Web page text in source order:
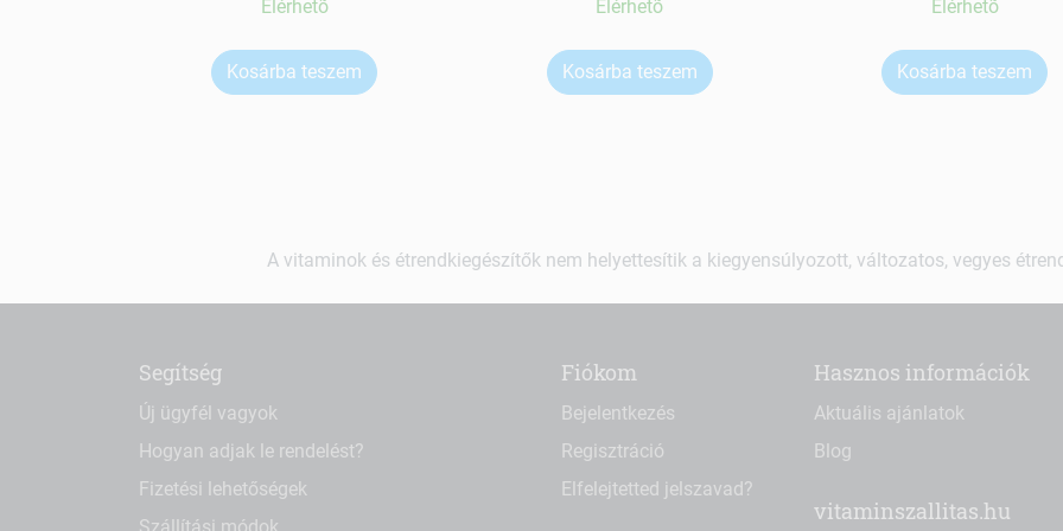
Elérhetõ
Kosárba teszem
Elérhetõ
Kosárba teszem
Elérhetõ
Kosárba teszem
A vitaminok és étrendkiegészítők nem helyettesítik a kiegyensúlyozott, változatos, vegyes
Segítség
Új ügyfél vagyok
Hogyan adjak le rendelést?
Fizetési lehetőségek
Szállítási módok
Fiókom
Bejelentkezés
Regisztráció
Elfelejtetted jelszavad?
Hasznos információk
Aktuális ajánlatok
Blog
vitaminszallitas.hu